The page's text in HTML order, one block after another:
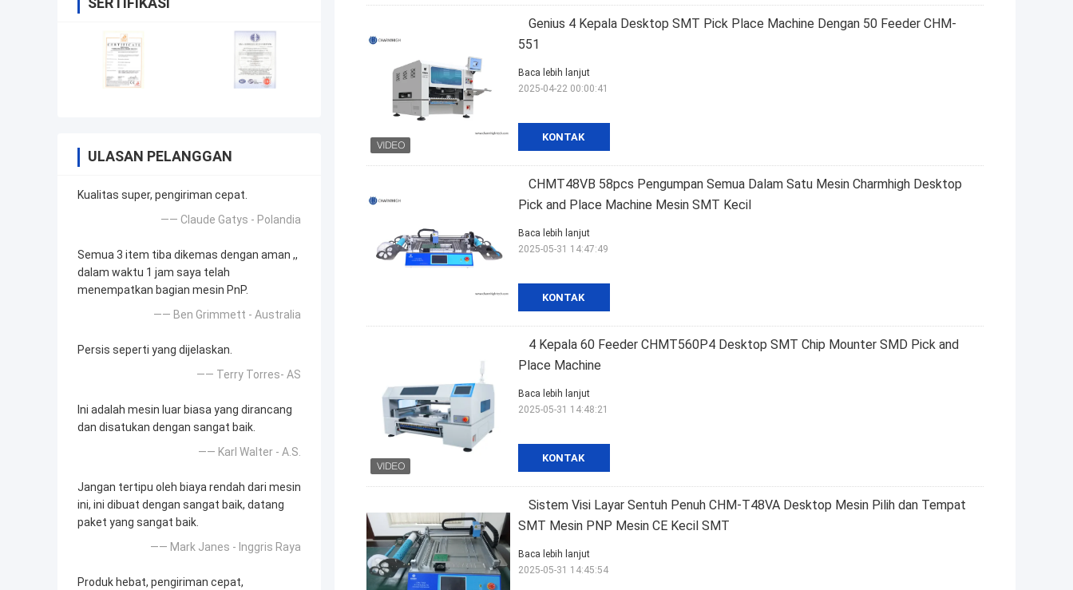
ULASAN PELANGGAN
Kualitas super, pengiriman cepat.
—— Claude Gatys - Polandia
Semua 3 item tiba dikemas dengan aman ,,
dalam waktu 1 jam saya telah
menempatkan bagian mesin PnP.
—— Ben Grimmett - Australia
Persis seperti yang dijelaskan.
—— Terry Torres- AS
Ini adalah mesin luar biasa yang dirancang
dan disatukan dengan sangat baik.
—— Karl Walter - A.S.
Jangan tertipu oleh biaya rendah dari mesin
ini, ini dibuat dengan sangat baik, datang
paket yang sangat baik.
—— Mark Janes - Inggris Raya
Produk hebat, pengiriman cepat,
Genius 4 Kepala Desktop SMT Pick Place Machine Dengan 50 Feeder CHM-
551
KONTAK
Baca lebih lanjut
2025-04-22 00:00:41
CHMT48VB 58pcs Pengumpan Semua Dalam Satu Mesin Charmhigh Desktop
Pick and Place Machine Mesin SMT Kecil
KONTAK
Baca lebih lanjut
2025-05-31 14:47:49
4 Kepala 60 Feeder CHMT560P4 Desktop SMT Chip Mounter SMD Pick and
Place Machine
KONTAK
Baca lebih lanjut
2025-05-31 14:48:21
Sistem Visi Layar Sentuh Penuh CHM-T48VA Desktop Mesin Pilih dan Tempat
SMT Mesin PNP Mesin CE Kecil SMT
Baca lebih lanjut
2025-05-31 14:45:54